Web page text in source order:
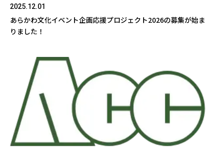
2025.12.01
あらかわ文化イベント企画応援プロジェクト2026の募集が始ま
りました！